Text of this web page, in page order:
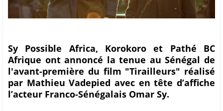
Sy Possible Africa, Korokoro et Pathé BC
Afrique ont annoncé la tenue au Sénégal de
l'avant-première du film "Tirailleurs" réalisé
par Mathieu Vadepied avec en tête d’affiche
l’acteur Franco-Sénégalais Omar Sy.